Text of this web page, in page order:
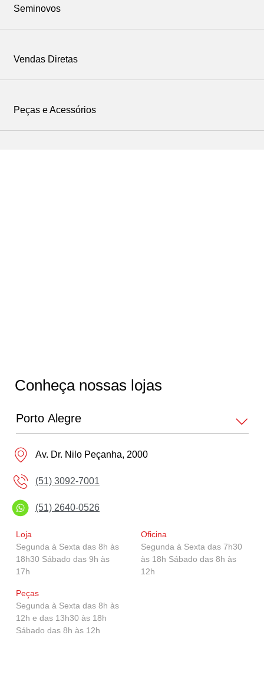
Corolla Cross
Corolla GR-Sport
GR Yaris
Relatório de sustentabilidade
Veja nossos Serviços
Seminovos
Vendas Diretas
Peças e Acessórios
Conheça nossas lojas
Av. Dr. Nilo Peçanha, 2000
(51) 3092-7001
(51) 2640-0526
Loja
Segunda à Sexta das 8h às
18h30 Sábado das 9h às
17h
Oficina
Segunda à Sexta das 7h30
às 18h Sábado das 8h às
12h
Peças
Segunda à Sexta das 8h às
12h e das 13h30 às 18h
Sábado das 8h às 12h